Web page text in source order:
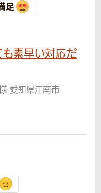
足
も素早い対応だ
愛知県江南市